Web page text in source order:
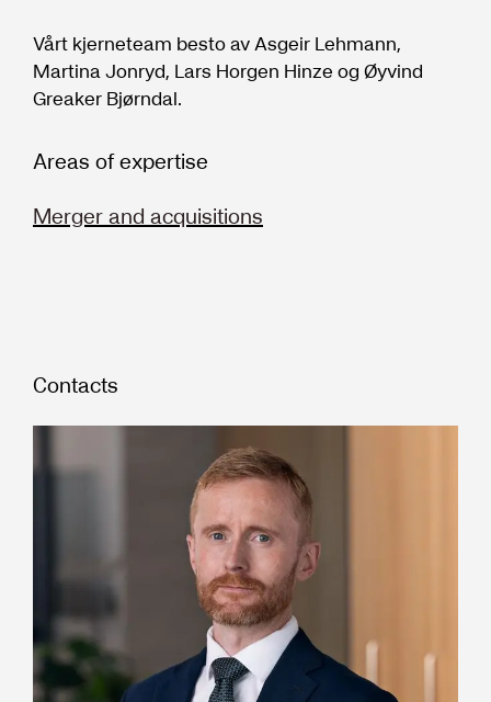
Vårt kjerne­team besto av Asgeir Lehmann,
Martina Jonryd, Lars Horgen Hinze og Øyvind
Greaker Bjørndal.
Areas of expertise
Merger and acquisitions
Contacts